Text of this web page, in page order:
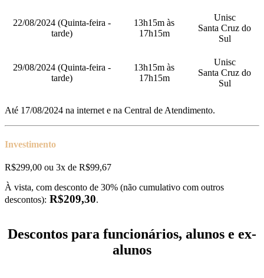
22/08/2024 (Quinta-feira -
tarde)
13h15m às
17h15m
Unisc
Santa Cruz do
Sul
29/08/2024 (Quinta-feira -
tarde)
13h15m às
17h15m
Unisc
Santa Cruz do
Sul
Até 17/08/2024 na internet e na Central de Atendimento.
Investimento
R$299,00 ou 3x de R$99,67
À vista, com desconto de 30% (não cumulativo com outros
descontos): R$209,30.
Descontos para funcionários, alunos e ex-
alunos